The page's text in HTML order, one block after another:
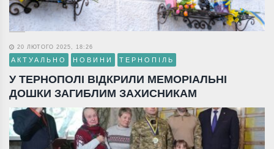
20 ЛЮТОГО 2025, 18:26
АКТУАЛЬНО НОВИНИ ТЕРНОПІЛЬ
У ТЕРНОПОЛІ ВІДКРИЛИ МЕМОРІАЛЬНІ
ДОШКИ ЗАГИБЛИМ ЗАХИСНИКАМ